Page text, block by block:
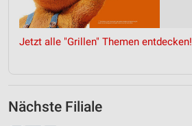
Jetzt alle "Grillen" Themen entdecken!
Nächste Filiale